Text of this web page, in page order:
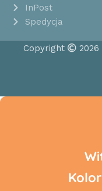
InPost
Spedycja
Copyright 2026